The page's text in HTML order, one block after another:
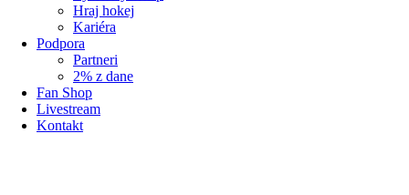
Hraj hokej
Kariéra
Podpora
Partneri
2% z dane
Fan Shop
Livestream
Kontakt